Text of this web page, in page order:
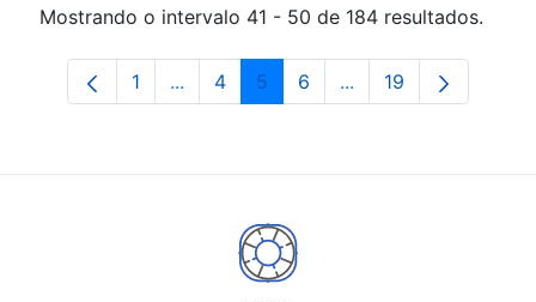
Mostrando o intervalo 41 - 50 de 184 resultados.
Páxina
1 ...Páxinas intermedias Use pestaña para
Páxina
4 Páxina
5 Páxina
6 ...Páxinas intermedias
Páxina
19